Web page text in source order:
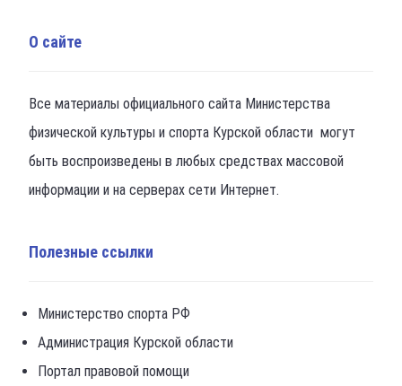
О сайте
Все материалы официального сайта Министерства
физической культуры и спорта Курской области могут
быть воспроизведены в любых средствах массовой
информации и на серверах сети Интернет.
Полезные ссылки
Министерство спорта РФ
Администрация Курской области
Портал правовой помощи